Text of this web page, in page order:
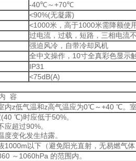
-40℃～+70℃
<90%(无凝露)
<1000米，高于1000米需降额使
过电流，过载，短路，三相电流
强迫风冷，自带冷却风机
全中文操作，10寸全真彩色显示
IP31
<75dB(A)
容
内z低气温和z高气温应为0℃～+40 ℃。室
℃)时应低于50%。
应超过90%。
度变化发生结露。
1000m以下（避免阳光直射，无易燃气体
～1060hPa 的范围内。